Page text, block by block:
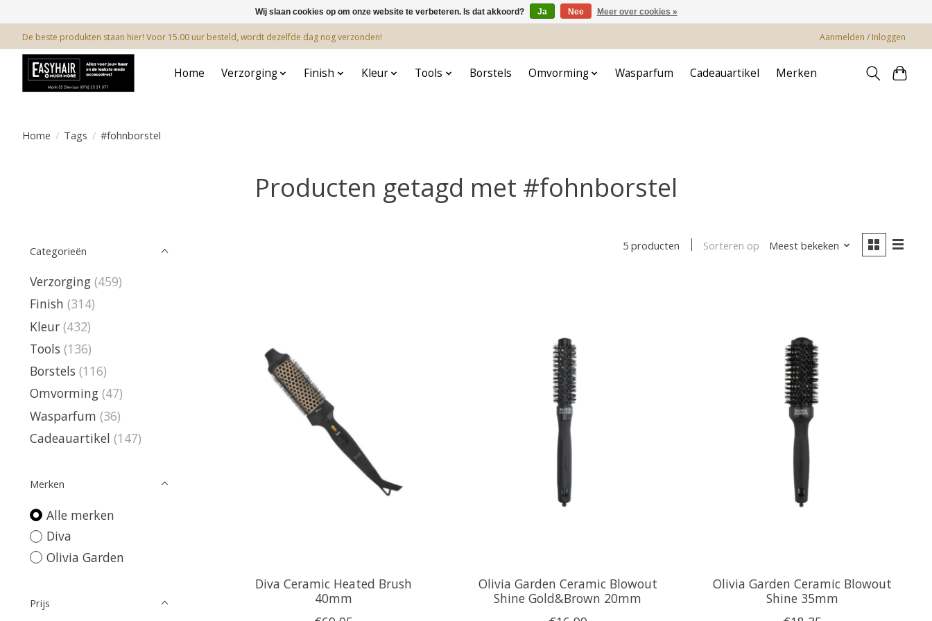
De beste produkten staan hier! Voor 15.00 uur besteld, wordt dezelfde dag nog verzonden! Aanmelden / Inloggen
Home Verzorging Finish Kleur Tools Borstels Omvorming Wasparfum Cadeauartikel Merken
Home / Tags / #fohnborstel
Producten getagd met #fohnborstel
Categorieën
Verzorging (459)
Finish (314)
Kleur (432)
Tools (136)
Borstels (116)
Omvorming (47)
Wasparfum (36)
Cadeauartikel (147)
Merken
Alle merken
Diva
Olivia Garden
Prijs
5 producten Sorteren op Meest bekeken
Diva Ceramic Heated Brush
40mm
Olivia Garden Ceramic Blowout
Shine Gold&Brown 20mm
Olivia Garden Ceramic Blowout
Shine 35mm
Wij slaan cookies op om onze website te verbeteren. Is dat akkoord? Ja Nee Meer over cookies »